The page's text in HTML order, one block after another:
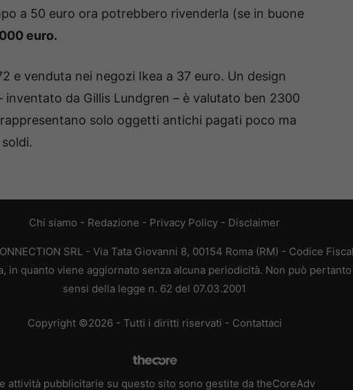
a 50 euro ora potrebbero rivenderla (se in buone
euro.
e venduta nei negozi Ikea a 37 euro. Un design
da Gillis Lundgren – è valutato ben 2300
solo oggetti antichi pagati poco ma
Chi siamo - Redazione - Privacy Policy - Disclaimer
SRL - Via Tata Giovanni 8, 00154 Roma (RM) - Codice
in quanto viene aggiornato senza alcuna periodicità. Non può
sensi della legge n. 62 del 07.03.2001
Copyright ©2026 - Tutti i diritti riservati - Contattaci
attività pubblicitarie su questo sito sono gestite da theCoreAdv